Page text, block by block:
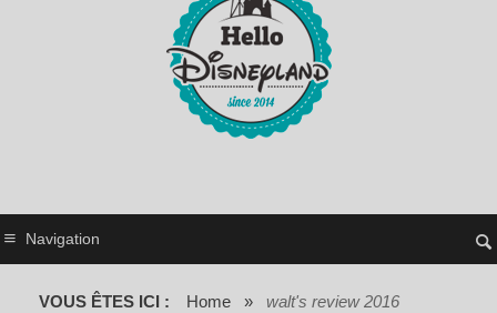
Navigation
VOUS ÊTES ICI : Home » walt's review 2016